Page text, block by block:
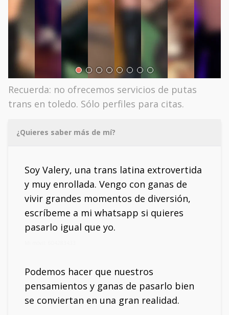
Recuerda: no ofrecemos servicios de putas
trans en toledo. Sólo perfiles para citas.
¿Quieres saber más de mí?
Soy Valery, una trans latina extrovertida
y muy enrollada. Vengo con ganas de
vivir grandes momentos de diversión,
escríbeme a mi whatsapp si quieres
pasarlo igual que yo.
Podemos hacer que nuestros
pensamientos y ganas de pasarlo bien
se conviertan en una gran realidad.